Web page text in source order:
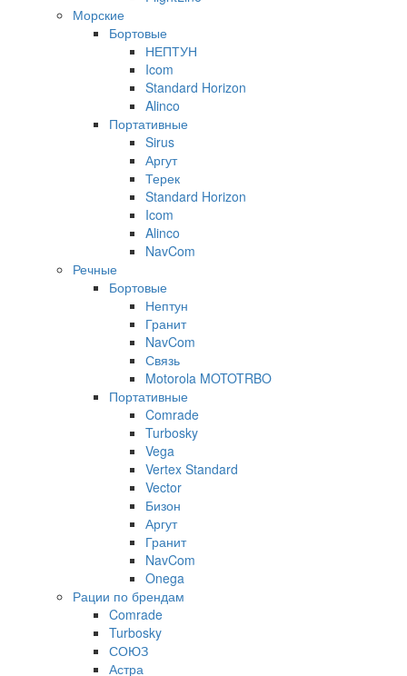
Морские
Бортовые
НЕПТУН
Icom
Standard Horizon
Alinco
Портативные
Sirus
Аргут
Терек
Standard Horizon
Icom
Alinco
NavCom
Речные
Бортовые
Нептун
Гранит
NavCom
Связь
Motorola MOTOTRBO
Портативные
Comrade
Turbosky
Vega
Vertex Standard
Vector
Бизон
Аргут
Гранит
NavCom
Onega
Рации по брендам
Comrade
Turbosky
СОЮЗ
Астра